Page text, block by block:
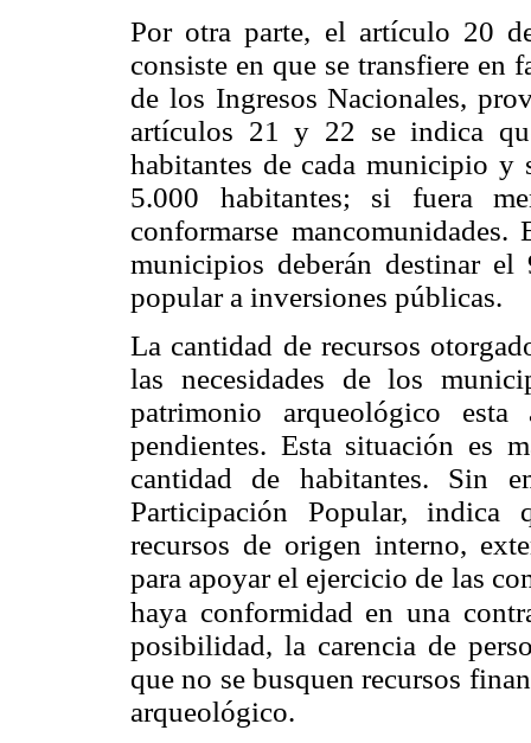
Por otra parte, el artículo 20
consiste en que se transfiere en
de los Ingresos Nacionales,
artículos 21 y 22 se indica
habitantes de cada municipio y
5.000 habitantes; si fuera
conformarse
municipios deberán destinar
popular a inversiones públicas.
La cantidad de recursos
las necesidades de los
patrimonio arqueológico
pendientes. Esta situación es
cantidad de habitantes. Sin
Participación Popular, indica
recursos de origen interno,
para apoyar el ejercicio de las
haya conformidad en una
posibilidad, la carencia de
que no se busquen recursos
arqueológico.